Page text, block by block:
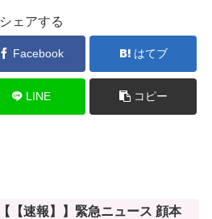
シェアする
Facebook はてブ
LINE コピー
【【速報】】緊急ニュース 顔本